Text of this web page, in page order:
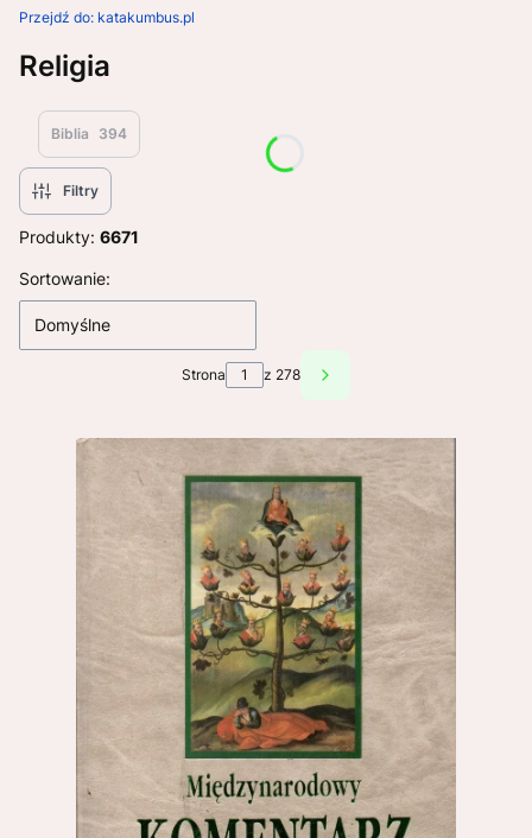
Przejdź do: katakumbus.pl
Religia
Biblia 394
Filtry
Produkty: 6671
Lista produktów
Sortowanie:
Domyślne
Strona z 278 Następne produkty